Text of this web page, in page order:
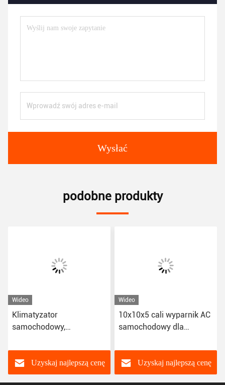
Wysłać
podobne produkty
Wideo
Klimatyzator
samochodowy,
dla Toyota Camry Alphard
Honda CRV Avancier 2017
88501-06460 80210-
Uzyskaj najlepszą cenę
Wideo
10x10x5 cali wyparnik AC
samochodowy dla
Uzyskaj najlepszą cenę